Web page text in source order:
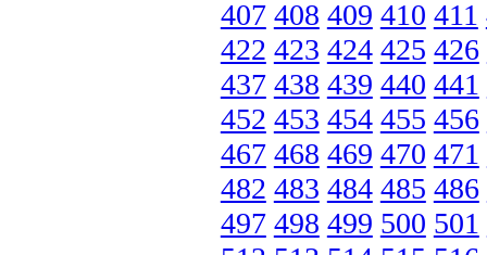
407 408 409 410 411
422 423 424 425 426
437 438 439 440 441
452 453 454 455 456
467 468 469 470 471
482 483 484 485 486
497 498 499 500 501